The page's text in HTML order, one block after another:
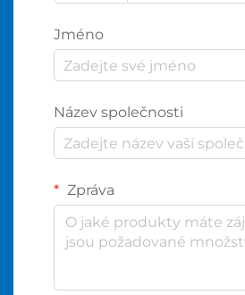
Jméno
Název společnosti
Zpráva